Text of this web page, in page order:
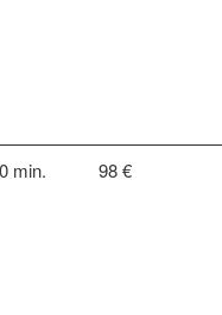
min. 98 €